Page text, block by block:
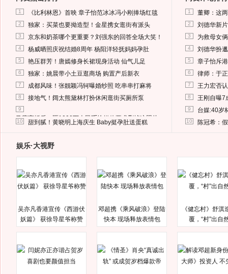
1 《比利林恩》首映 章子怡范冰冰冯小刚捧场红毯
2 独家：买菜也要拗造型！金星携女逛街有派头
3 京东和奶茶哪个更重要？刘强东的回答全场大笑！
4 杨威晒照庆祝结婚8周年 杨阳洋轻抚妈妈孕肚
5 艳压群芳！唐嫣修身长裙现身活动 仙气儿足
6 独家：姚晨带小土豆逛商场 购置产后新衣
7 成都风味！张靓颖冯轲曝婚纱照 吃串串打麻将
8 接地气！阔太熊黛林打扮休闲逛街买厕所泵
9
马蓉离婚后，砸1000万人民币给媒体要求删掉这照片
10 甜到腻！黄晓明上海庆生 Baby挺孕肚送蛋糕
1 董卿：这
2 刘德华新
3 为救母女
4 刘德华扮
5 章子怡斥
6 律师：于
7 王力宏否
8 王刚自曝7
9 台媒:40岁
10 陈冠希：
娱乐·大视野
吴亦凡香港宣传《西游伏
妖篇》 获徐导星爷称赞
邓超携《乘风破浪》登陆
快本 现场释放表情包
《健忘村》舒淇
覆，“村”出自